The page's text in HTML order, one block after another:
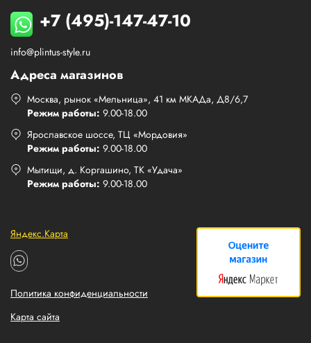
+7 (495)-147-47-10
info@plintus-style.ru
Адреса магазинов
Москва, рынок «Мельница», 41 км МКАДа, Д8/6,7
Режим работы: 9.00-18.00
Ярославское шоссе, ТЦ «Мордовия»
Режим работы: 9.00-18.00
Мытищи, д. Коргашино, ТК «Удача»
Режим работы: 9.00-18.00
Яндекс.Карта
Политика конфиденциальности
Карта сайта